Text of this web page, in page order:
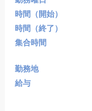
時間（開始）
時間（終了）
集合時間
勤務地
給与